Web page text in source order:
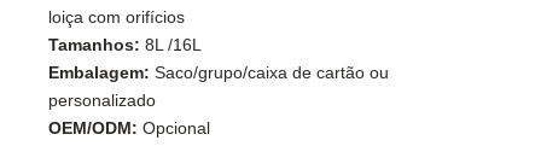
loiça com orifícios
Tamanhos: 8L /16L
Embalagem: Saco/grupo/caixa de cartão ou
personalizado
OEM/ODM: Opcional